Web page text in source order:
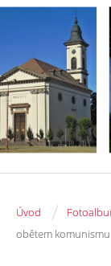
Úvod /
obětem komunismu